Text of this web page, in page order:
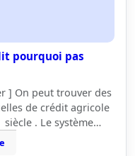
pourquoi pas
] On peut trouver des
de crédit agricole
. Le système…